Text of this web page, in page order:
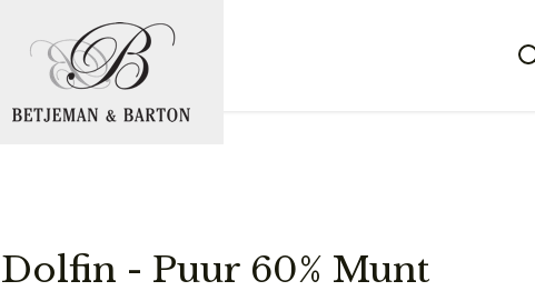
Dolfin - Puur 60% Munt